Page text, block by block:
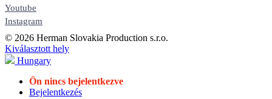
Youtube
Instagram
© 2026 Herman Slovakia Production s.r.o.
Kiválasztott hely
Hungary
Ön nincs bejelentkezve
Bejelentkezés